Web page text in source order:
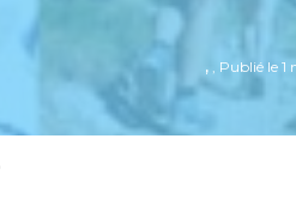
, , Publié le 1